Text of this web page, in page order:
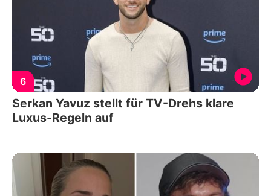
6
Serkan Yavuz stellt für TV-Drehs klare
Luxus-Regeln auf